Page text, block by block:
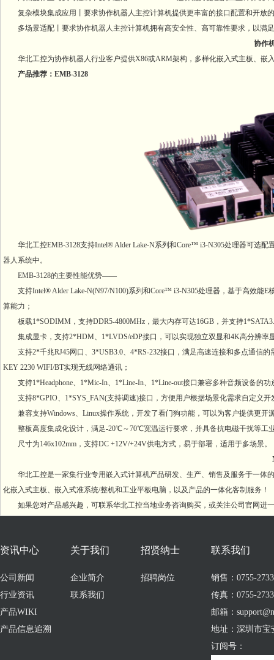
复杂模块集成应用丨要求协作机器人主控计算机提供更丰富的接口配置和开放
多场景适配丨要求协作机器人主控计算机拥有高安全性、高可靠性要求，以满
协作
华北工控为协作机器人行业客户提供X86或ARM架构，多样化嵌入式主板、嵌
产品推荐：EMB-3128
华北工控EMB-3128支持Intel® Alder Lake-N系列和Core™ i3-N305处理器可选配
器人系统中。
EMB-3128的主要性能优势——
支持Intel® Alder Lake-N(N97/N100)系列和Core™ i3-N305处理器，基于高效能E
算能力；
板载1*SODIMM，支持DDR5-4800MHz，最大内存可达16GB，并支持
集成显卡，支持2*HDM、1*LVDS/eDP接口，可以实现独立双显和4K高分辨率
支持2*千兆RJ45网口、3*USB3.0、4*RS-232接口，满足高速连接和多点通信的
KEY 2230 WIFI/BT实现无线网络通讯；
支持1*Headphone、1*Mic-In、1*Line-In、1*Line-out接口兼容多种音频设备的功
支持8*GPIO、1*SYS_FAN(支持调速)接口，方便用户根据场景化需求自定义开
兼容支持Windows、Linux操作系统，开发了看门狗功能，可以为客户提供更开
整板高度集成化设计，满足-20℃～70℃宽温运行要求，并具备抗电磁干扰等工
尺寸为146x102mm，支持DC +12V/+24V供电方式，易于部署，适用于多场景。
华北工控是一家集行业专用嵌入式计算机产品研发、生产、销售及服务于一体
化嵌入式主板、嵌入式准系统/整机和工业平板电脑，以及产品的一体化客制服务！
如果您对产品感兴趣，可联系华北工控当地业务咨询购买，或关注公司官网进
资讯中心
公司新闻
行业资讯
产品WIKI
产品信息追溯
关于我们
企业简介
联系我们
招贤纳士
招聘岗位
联系我们
销售：0755-
传真：0755-
邮箱：
地址：深圳市宝
订阅号：